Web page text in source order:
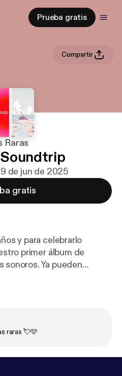
Prueba gratis
Compartir
Raras
de jun de 2025
gratis
y para celebrarlo
primer álbum de
sonoros. Ya pueden
Raras, Subterfuge
de Creación
raras 💘🩷